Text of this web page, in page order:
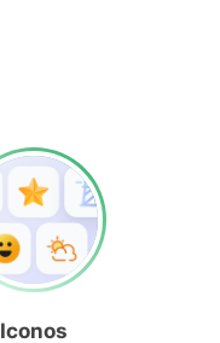
Iconos